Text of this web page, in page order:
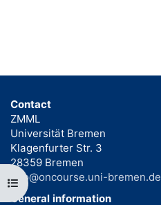
Open course index
Contact
ZMML
Universität Bremen
Klagenfurter Str. 3
28359 Bremen
info@oncourse.uni-bremen.de
General information